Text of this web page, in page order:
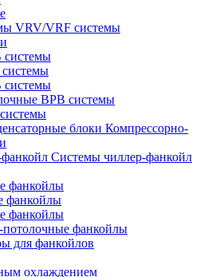
VRV/VRF системы
ВРВ системы
Компрессорно-
Системы чиллер-фанкойл
фанкойлы
фанкойлы
фанкойлы
фанкойлы
для фанкойлов
охлаждением